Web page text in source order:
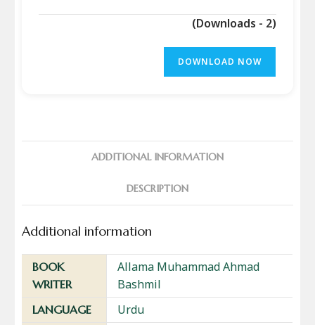
(Downloads - 2)
DOWNLOAD NOW
ADDITIONAL INFORMATION
DESCRIPTION
Additional information
BOOK
WRITER
Allama Muhammad Ahmad
Bashmil
LANGUAGE Urdu